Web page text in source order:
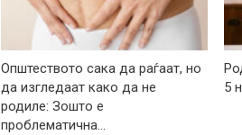
Општеството сака да раѓаат, но
да изгледаат како да не
родиле: Зошто е
проблематична…
5